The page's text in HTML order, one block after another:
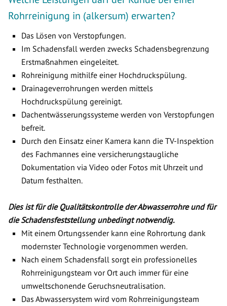
Rohrreinigung in (alkersum) erwarten?
Das Lösen von Verstopfungen.
Im Schadensfall werden zwecks Schadensbegrenzung
Erstmaßnahmen eingeleitet.
Rohreinigung mithilfe einer Hochdruckspülung.
Drainageverrohrungen werden mittels
Hochdruckspülung gereinigt.
Dachentwässerungssysteme werden von Verstopfungen
befreit.
Durch den Einsatz einer Kamera kann die TV-Inspektion
des Fachmannes eine versicherungstaugliche
Dokumentation via Video oder Fotos mit Uhrzeit und
Datum festhalten.
Dies ist für die Qualitätskontrolle der Abwasserrohre und für
die Schadensfeststellung unbedingt notwendig.
Mit einem Ortungssender kann eine Rohrortung dank
modernster Technologie vorgenommen werden.
Nach einem Schadensfall sorgt ein professionelles
Rohrreinigungsteam vor Ort auch immer für eine
umweltschonende Geruchsneutralisation.
Das Abwassersystem wird vom Rohrreinigungsteam